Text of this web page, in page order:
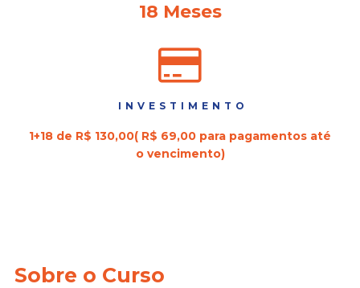
18 Meses
INVESTIMENTO
1+18 de R$ 130,00( R$ 69,00 para pagamentos até
o vencimento)
Sobre o Curso